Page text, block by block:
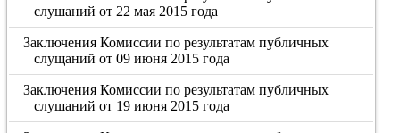
слушаний от 22 мая 2015 года
Заключения Комиссии по результатам публичных
слущаний от 09 июня 2015 года
Заключения Комиссии по результатам публичных
слушаний от 19 июня 2015 года